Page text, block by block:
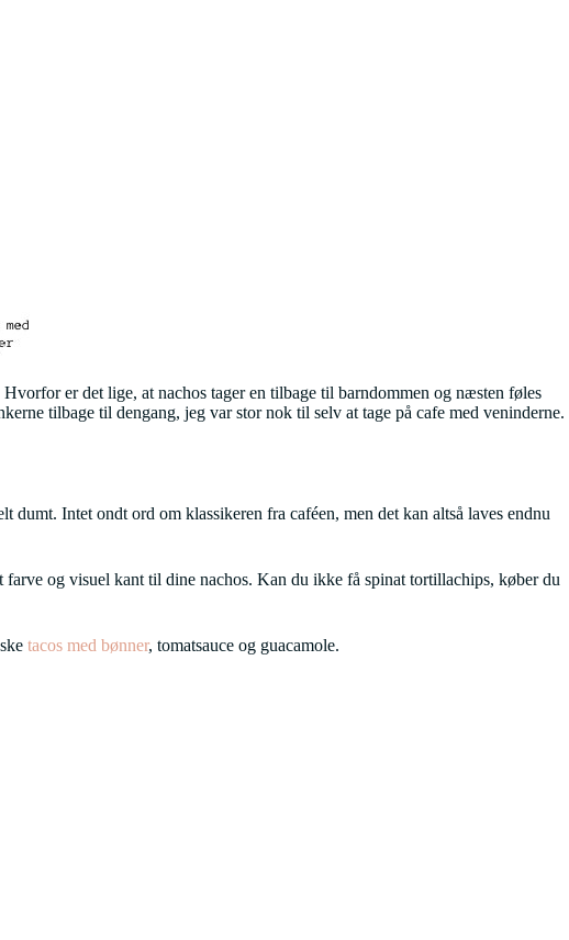
er det lige, at nachos tager en tilbage til barndommen og næsten føles
tilbage til dengang, jeg var stor nok til selv at tage på cafe med veninderne.
Intet ondt ord om klassikeren fra caféen, men det kan altså laves endnu
og visuel kant til dine nachos. Kan du ikke få spinat tortillachips, køber du
tacos med bønner, tomatsauce og guacamole.